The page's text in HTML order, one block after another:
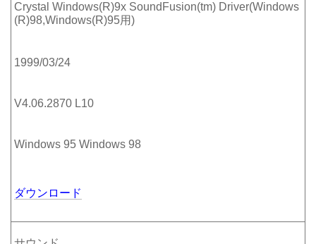
Crystal Windows(R)9x SoundFusion(tm) Driver(Windows
(R)98,Windows(R)95用)
1999/03/24
V4.06.2870 L10
Windows 95 Windows 98
ダウンロード